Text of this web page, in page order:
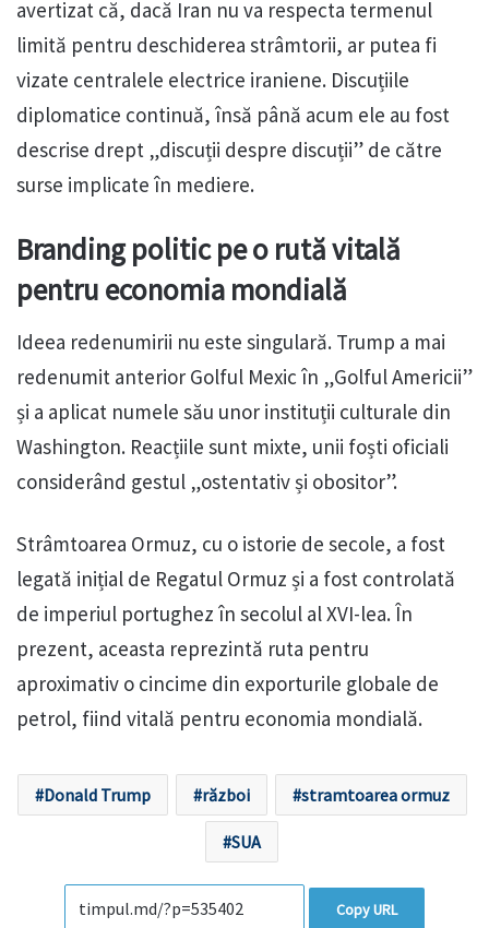
avertizat că, dacă Iran nu va respecta termenul
limită pentru deschiderea strâmtorii, ar putea fi
vizate centralele electrice iraniene. Discuțiile
diplomatice continuă, însă până acum ele au fost
descrise drept „discuții despre discuții” de către
surse implicate în mediere.
Branding politic pe o rută vitală
pentru economia mondială
Ideea redenumirii nu este singulară. Trump a mai
redenumit anterior Golful Mexic în „Golful Americii”
și a aplicat numele său unor instituții culturale din
Washington. Reacțiile sunt mixte, unii foști oficiali
considerând gestul „ostentativ și obositor”.
Strâmtoarea Ormuz, cu o istorie de secole, a fost
legată inițial de Regatul Ormuz și a fost controlată
de imperiul portughez în secolul al XVI-lea. În
prezent, aceasta reprezintă ruta pentru
aproximativ o cincime din exporturile globale de
petrol, fiind vitală pentru economia mondială.
Donald Trump război stramtoarea ormuz
SUA
Copy URL